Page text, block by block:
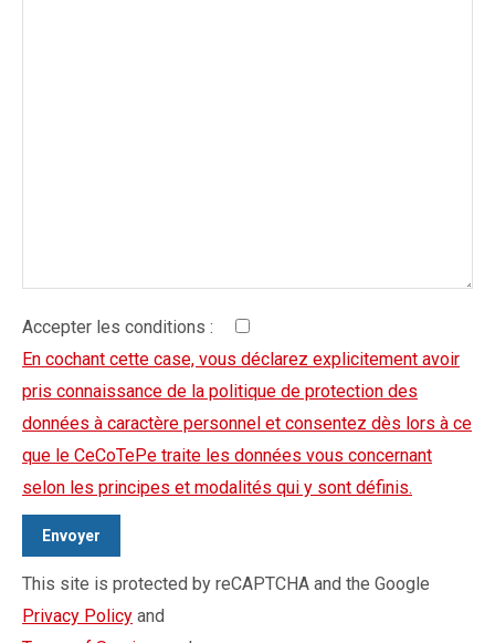
Accepter les conditions :
En cochant cette case, vous déclarez explicitement avoir
pris connaissance de la politique de protection des
données à caractère personnel et consentez dès lors à ce
que le CeCoTePe traite les données vous concernant
selon les principes et modalités qui y sont définis.
This site is protected by reCAPTCHA and the Google
Privacy Policy and